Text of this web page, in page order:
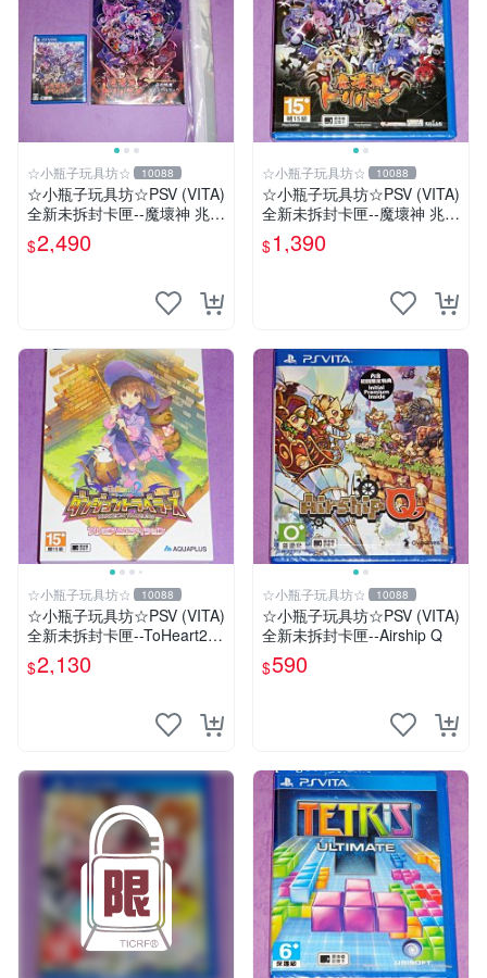
☆小瓶子玩具坊☆ 10088
☆小瓶子玩具坊☆PSV (VITA)
全新未拆封卡匣--魔壞神 兆力
翁 Trader 店舖特典通常版
+特典--美術集
$2,490
☆小瓶子玩具坊☆ 10088
☆小瓶子玩具坊☆PSV (VITA)
全新未拆封卡匣--魔壞神 兆力
翁 (亞版日文版)
$1,390
☆小瓶子玩具坊☆ 10088
☆小瓶子玩具坊☆PSV (VITA)
全新未拆封卡匣--ToHeart2
迷宮旅人 限定版
$2,130
☆小瓶子玩具坊☆ 10088
☆小瓶子玩具坊☆PSV (VITA)
全新未拆封卡匣--Airship Q
$590